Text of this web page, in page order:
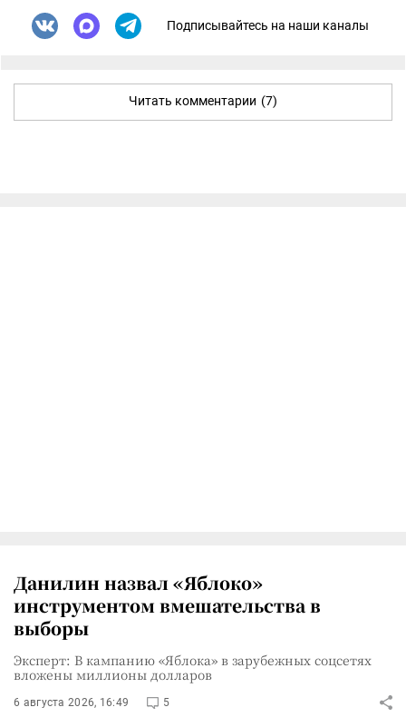
Подписывайтесь на наши каналы
Читать комментарии (7)
Данилин назвал «Яблоко»
инструментом вмешательства в
выборы
Эксперт: В кампанию «Яблока» в зарубежных соцсетях
вложены миллионы долларов
6 августа 2026, 16:49 5